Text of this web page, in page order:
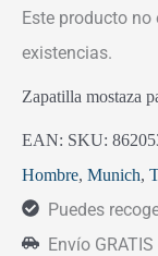
Este producto
existencias.
Zapatilla mostaza
EAN: SKU:
Hombre, Munich,
Puedes
Envío